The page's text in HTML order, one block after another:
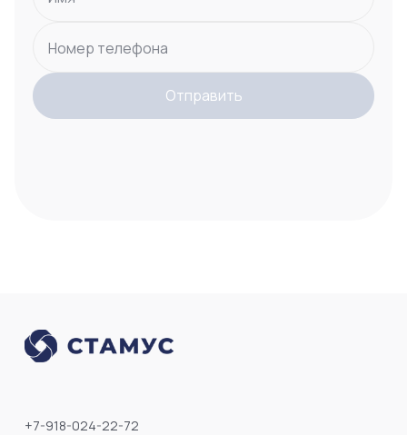
Номер телефона
Отправить
+7-918-024-22-72